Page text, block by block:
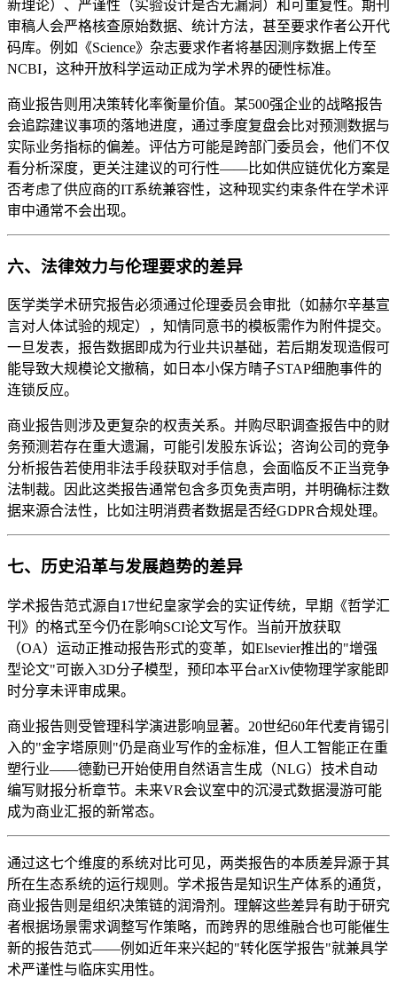
新理论）、严谨性（实验设计是否无漏洞）和可重复性。期刊
审稿人会严格核查原始数据、统计方法，甚至要求作者公开代
码库。例如《Science》杂志要求作者将基因测序数据上传至
NCBI，这种开放科学运动正成为学术界的硬性标准。
商业报告则用决策转化率衡量价值。某500强企业的战略报告
会追踪建议事项的落地进度，通过季度复盘会比对预测数据与
实际业务指标的偏差。评估方可能是跨部门委员会，他们不仅
看分析深度，更关注建议的可行性——比如供应链优化方案是
否考虑了供应商的IT系统兼容性，这种现实约束条件在学术评
审中通常不会出现。
六、法律效力与伦理要求的差异
医学类学术研究报告必须通过伦理委员会审批（如赫尔辛基宣
言对人体试验的规定），知情同意书的模板需作为附件提交。
一旦发表，报告数据即成为行业共识基础，若后期发现造假可
能导致大规模论文撤稿，如日本小保方晴子STAP细胞事件的
连锁反应。
商业报告则涉及更复杂的权责关系。并购尽职调查报告中的财
务预测若存在重大遗漏，可能引发股东诉讼；咨询公司的竞争
分析报告若使用非法手段获取对手信息，会面临反不正当竞争
法制裁。因此这类报告通常包含多页免责声明，并明确标注数
据来源合法性，比如注明消费者数据是否经GDPR合规处理。
七、历史沿革与发展趋势的差异
学术报告范式源自17世纪皇家学会的实证传统，早期《哲学汇
刊》的格式至今仍在影响SCI论文写作。当前开放获取
（OA）运动正推动报告形式的变革，如Elsevier推出的"增强
型论文"可嵌入3D分子模型，预印本平台arXiv使物理学家能即
时分享未评审成果。
商业报告则受管理科学演进影响显著。20世纪60年代麦肯锡引
入的"金字塔原则"仍是商业写作的金标准，但人工智能正在重
塑行业——德勤已开始使用自然语言生成（NLG）技术自动
编写财报分析章节。未来VR会议室中的沉浸式数据漫游可能
成为商业汇报的新常态。
通过这七个维度的系统对比可见，两类报告的本质差异源于其
所在生态系统的运行规则。学术报告是知识生产体系的通货，
商业报告则是组织决策链的润滑剂。理解这些差异有助于研究
者根据场景需求调整写作策略，而跨界的思维融合也可能催生
新的报告范式——例如近年来兴起的"转化医学报告"就兼具学
术严谨性与临床实用性。